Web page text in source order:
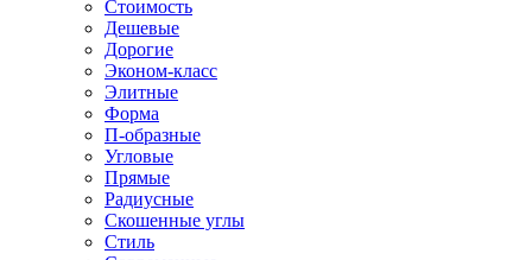
Стоимость
Дешевые
Дорогие
Эконом-класс
Элитные
Форма
П-образные
Угловые
Прямые
Радиусные
Скошенные углы
Стиль